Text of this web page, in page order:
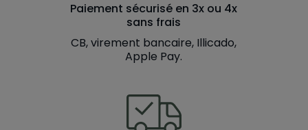
Paiement sécurisé en 3x ou 4x
sans frais
CB, virement bancaire, Illicado,
Apple Pay.